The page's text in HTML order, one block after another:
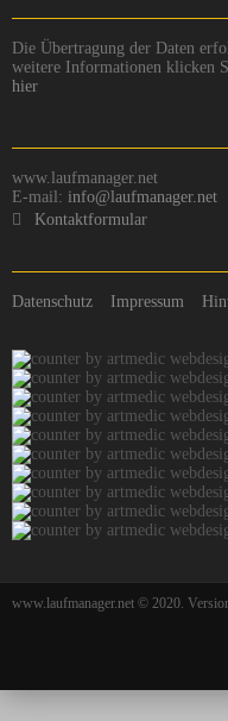
Die Übertragung der Daten
weitere Informationen klicken
hier
www.laufmanager.net
E-mail: info@laufmanager.net
Kontaktformular
Datenschutz Impressum
www.laufmanager.net © 2020.